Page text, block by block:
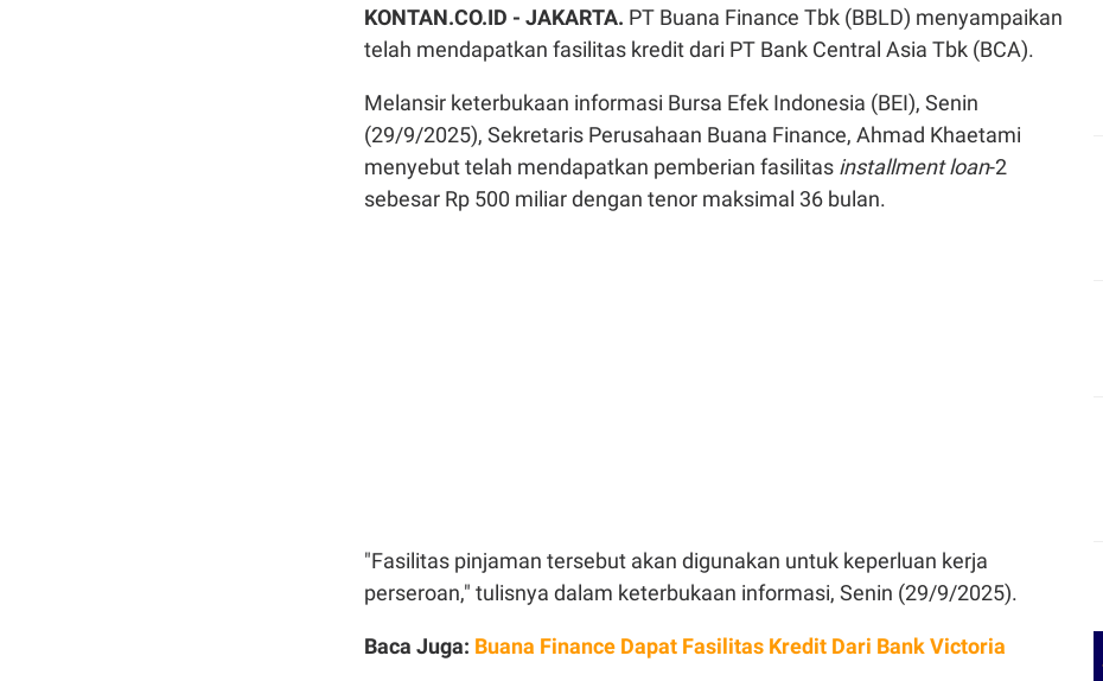
KONTAN.CO.ID - JAKARTA. PT Buana Finance Tbk (BBLD) menyampaikan
telah mendapatkan fasilitas kredit dari PT Bank Central Asia Tbk (BCA).
Melansir keterbukaan informasi Bursa Efek Indonesia (BEI), Senin
(29/9/2025), Sekretaris Perusahaan Buana Finance, Ahmad Khaetami
menyebut telah mendapatkan pemberian fasilitas installment loan-2
sebesar Rp 500 miliar dengan tenor maksimal 36 bulan.
"Fasilitas pinjaman tersebut akan digunakan untuk keperluan kerja
perseroan," tulisnya dalam keterbukaan informasi, Senin (29/9/2025).
Baca Juga: Buana Finance Dapat Fasilitas Kredit Dari Bank Victoria